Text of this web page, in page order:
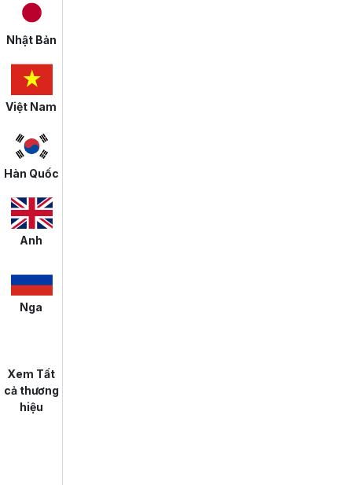
Nhật Bản
Việt Nam
Hàn Quốc
Anh
Nga
Xem Tất
cả thương
hiệu